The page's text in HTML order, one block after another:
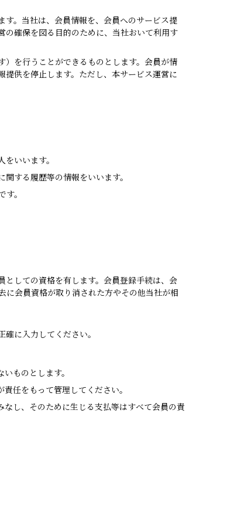
。当社は、会員情報を、会員へのサービス提
確保を図る目的のために、当社おいて利用す
を行うことができるものとします。会員が情
供を停止します。ただし、本サービス運営に
いいます。
する履歴等の情報をいいます。
。
しての資格を有します。会員登録手続は、会
に会員資格が取り消された方やその他当社が相
に入力してください。
ものとします。
任をもって管理してください。
し、そのために生じる支払等はすべて会員の責